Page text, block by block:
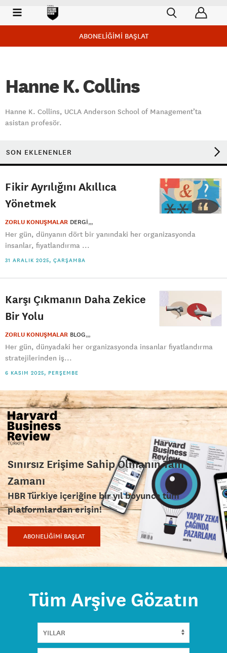
ABONELİĞİMİ BAŞLAT
Hanne K. Collins
Hanne K. Collins, UCLA Anderson School of Management’ta
asistan profesör.
SON EKLENENLER
Fikir Ayrılığını Akıllıca
Yönetmek
ZORLU KONUŞMALAR DERGI
Her gün, dünyanın dört bir yanındaki her organizasyonda
insanlar, fiyatlandırma ...
31 ARALIK 2025, ÇARŞAMBA
Karşı Çıkmanın Daha Zekice
Bir Yolu
ZORLU KONUŞMALAR BLOG
Her gün, dünyadaki her organizasyonda insanlar fiyatlandırma
stratejilerinden iş...
6 KASIM 2025, PERŞEMBE
Sınırsız Erişime Sahip Olmanın Tam
Zamanı
HBR Türkiye içeriğine bir yıl boyunca tüm
platformlardan erişin!
ABONELİĞİMİ BAŞLAT
Tüm Arşive Gözatın